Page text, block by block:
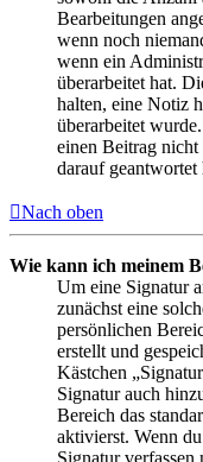
Bearbeitungen
wenn noch
wenn ein
überarbeitet hat.
halten, eine Notiz
überarbeitet
einen Beitrag nicht
darauf geantwortet
Nach oben
Wie kann ich meinem
Um eine Signatur
zunächst eine
persönlichen
erstellt und
Kästchen
Signatur auch
Bereich das
aktivierst. Wenn
Signatur verfassen